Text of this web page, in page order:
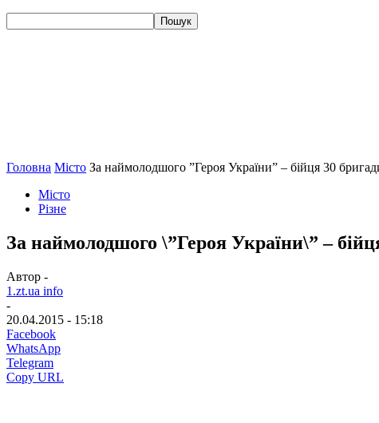
Головна Місто За наймолодшого ”Героя України” – бійця 30
Місто
Різне
За наймолодшого \”Героя України\” –
Автор -
1.zt.ua info
-
20.04.2015 - 15:18
Facebook
WhatsApp
Telegram
Copy URL